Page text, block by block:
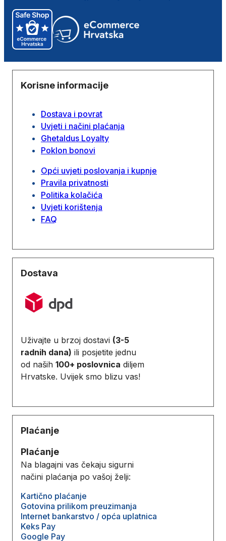
Korisne informacije
Dostava i povrat
Uvjeti i načini plaćanja
Ghetaldus Loyalty
Poklon bonovi
Opći uvjeti poslovanja i kupnje
Pravila privatnosti
Politika kolačića
Uvjeti korištenja
FAQ
Dostava
Uživajte u brzoj dostavi (3-5
radnih dana) ili posjetite jednu
od naših 100+ poslovnica diljem
Hrvatske. Uvijek smo blizu vas!
Plaćanje
Plaćanje
Na blagajni vas čekaju sigurni
načini plaćanja po vašoj želji:
Kartično plaćanje
Gotovina prilikom preuzimanja
Internet bankarstvo / opća uplatnica
Keks Pay
Google Pay